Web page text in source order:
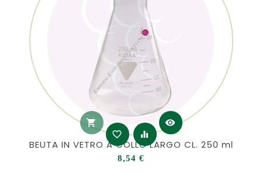
shopping_cart
favorite_border
equalizer
visibility
BEUTA IN VETRO A COLLO LARGO CL. 250 ml
8,54 €